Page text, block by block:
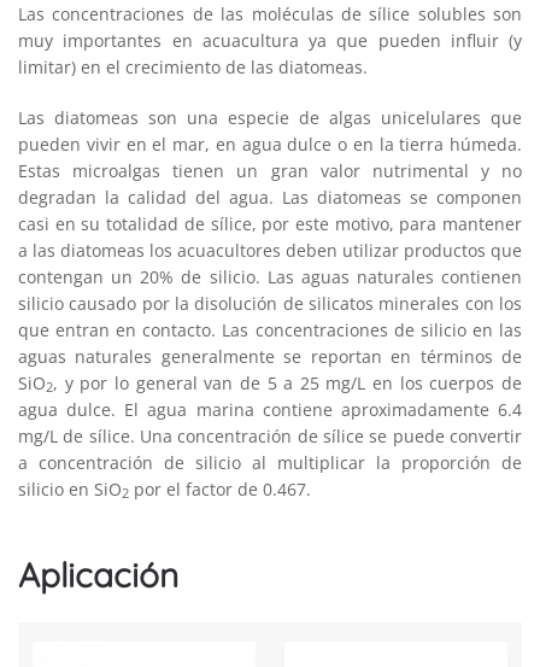
Las concentraciones de las moléculas de sílice solubles son
muy importantes en acuacultura ya que pueden influir (y
limitar) en el crecimiento de las diatomeas.
Las diatomeas son una especie de algas unicelulares que
pueden vivir en el mar, en agua dulce o en la tierra húmeda.
Estas microalgas tienen un gran valor nutrimental y no
degradan la calidad del agua. Las diatomeas se componen
casi en su totalidad de sílice, por este motivo, para mantener
a las diatomeas los acuacultores deben utilizar productos que
contengan un 20% de silicio. Las aguas naturales contienen
silicio causado por la disolución de silicatos minerales con los
que entran en contacto. Las concentraciones de silicio en las
aguas naturales generalmente se reportan en términos de
SiO2, y por lo general van de 5 a 25 mg/L en los cuerpos de
agua dulce. El agua marina contiene aproximadamente 6.4
mg/L de sílice. Una concentración de sílice se puede convertir
a concentración de silicio al multiplicar la proporción de
silicio en SiO2 por el factor de 0.467.
Aplicación